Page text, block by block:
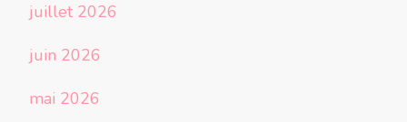
juillet 2026
juin 2026
mai 2026